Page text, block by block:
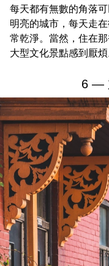
每天都有無數的角落
明亮的城市，每天走
常乾淨。當然，住在
大型文化景點感到厭煩
6 —